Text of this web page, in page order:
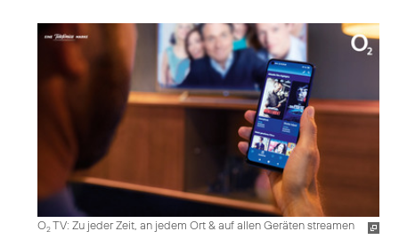
O2TV: Zu jeder Zeit, an jedem Ort & auf allen Geräten streamen